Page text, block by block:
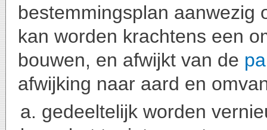
bestemmingsplan aanwezig
kan worden krachtens een
bouwen, en afwijkt van de
afwijking naar aard en
gedeeltelijk worden